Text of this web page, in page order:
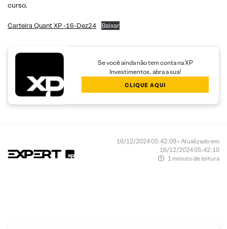
curso.
Carteira Quant XP -16-Dez24 Baixar
Se você ainda não tem conta na XP
Investimentos, abra a sua!
CLIQUE AQUI
16/12/2024 05:42:09 • Atualizado em
16/12/2024 05:42:10
1 minuto de leitura